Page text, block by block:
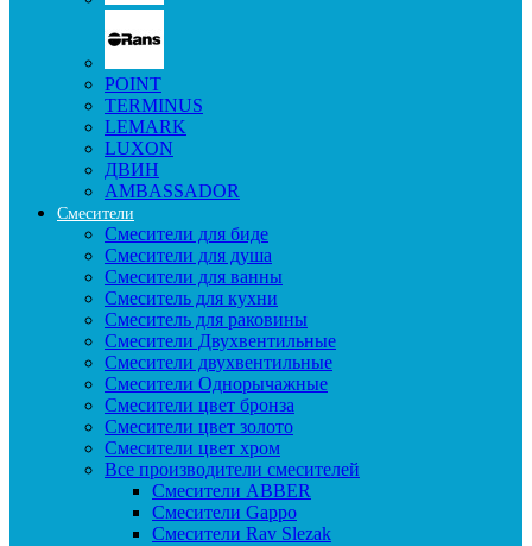
POINT
TERMINUS
LEMARK
LUXON
ДВИН
AMBASSADOR
Смесители
Смесители для биде
Смесители для душа
Смесители для ванны
Смеситель для кухни
Смеситель для раковины
Смесители Двухвентильные
Смесители двухвентильные
Смесители Однорычажные
Смесители цвет бронза
Смесители цвет золото
Смесители цвет хром
Все производители смесителей
Cмесители ABBER
Cмесители Gappo
Cмесители Rav Slezak